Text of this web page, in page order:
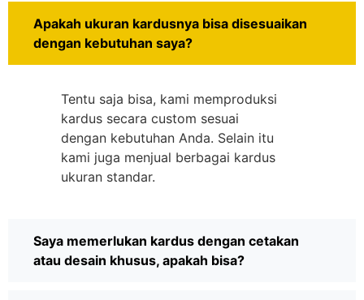
Apakah ukuran kardusnya bisa disesuaikan
dengan kebutuhan saya?
Tentu saja bisa, kami memproduksi
kardus secara custom sesuai
dengan kebutuhan Anda. Selain itu
kami juga menjual berbagai kardus
ukuran standar.
Saya memerlukan kardus dengan cetakan
atau desain khusus, apakah bisa?